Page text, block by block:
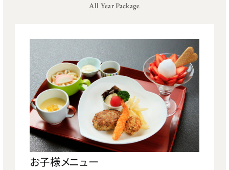
All Year Package
お子様メニュー